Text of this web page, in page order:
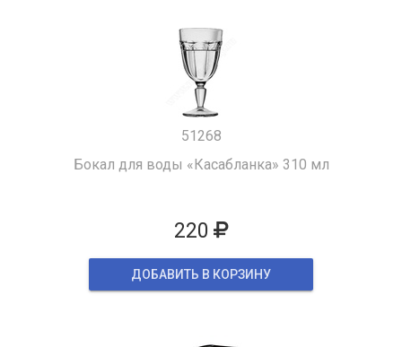
51268
Бокал для воды «Касабланка» 310 мл
220
ДОБАВИТЬ В КОРЗИНУ